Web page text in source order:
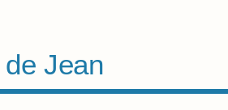
Jean